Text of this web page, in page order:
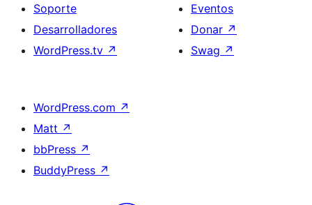
Soporte
Desarrolladores
WordPress.tv ↗
Eventos
Donar ↗
Swag ↗
WordPress.com ↗
Matt ↗
bbPress ↗
BuddyPress ↗